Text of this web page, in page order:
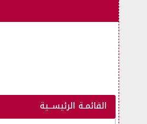
القائمـة الرئيســية